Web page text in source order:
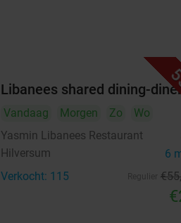
Libanees shared dining-
Vandaag Morgen Zo
Wo
Yasmin Libanees Restaurant
Hilversum 6
Verkocht: 115 €55